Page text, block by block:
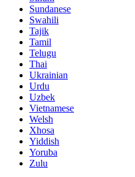
Sundanese
Swahili
Tajik
Tamil
Telugu
Thai
Ukrainian
Urdu
Uzbek
Vietnamese
Welsh
Xhosa
Yiddish
Yoruba
Zulu